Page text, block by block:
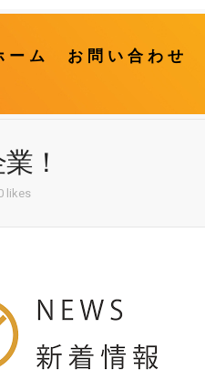
ーム お問い合わせ
！
likes